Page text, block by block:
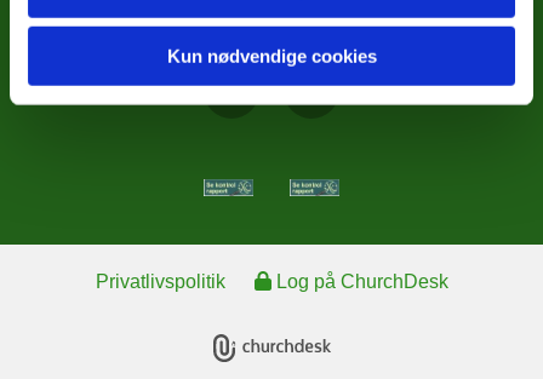
Kun nødvendige cookies
Kontakt
Privatlivspolitik Log på ChurchDesk